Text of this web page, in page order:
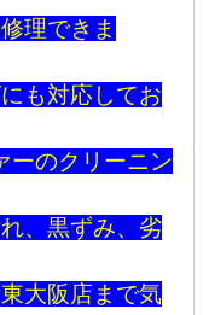
理できま
も対応してお
のクリーニン
、黒ずみ、劣
大阪店まで気